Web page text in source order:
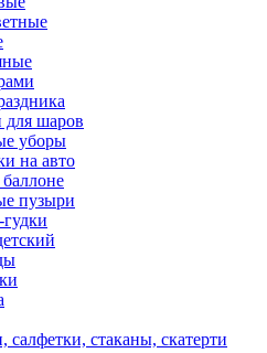
для шаров
уборы
на авто
пузыри
салфетки, стаканы, скатерти